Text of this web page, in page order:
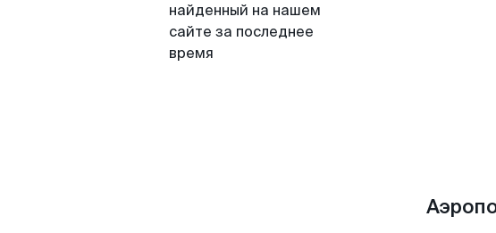
найденный на нашем
сайте за последнее
время